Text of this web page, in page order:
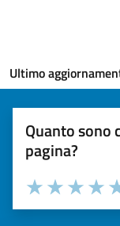
Ultimo
Quanto sono
pagina?
Valuta la chiarezza
Seleziona il
Valuta 3
Valuta 2
Valuta 1 stelle